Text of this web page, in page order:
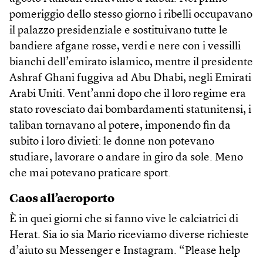
pomeriggio dello stesso giorno i ribelli occupavano
il palazzo presidenziale e sostituivano tutte le
bandiere afgane rosse, verdi e nere con i vessilli
bianchi dell’emirato islamico, mentre il presidente
Ashraf Ghani fuggiva ad Abu Dhabi, negli Emirati
Arabi Uniti. Vent’anni dopo che il loro regime era
stato rovesciato dai bombardamenti statunitensi, i
taliban tornavano al potere, imponendo fin da
subito i loro divieti: le donne non potevano
studiare, lavorare o andare in giro da sole. Meno
che mai potevano praticare sport.
Caos all’aeroporto
È in quei giorni che si fanno vive le calciatrici di
Herat. Sia io sia Mario riceviamo diverse richieste
d’aiuto su Messenger e Instagram. “Please help